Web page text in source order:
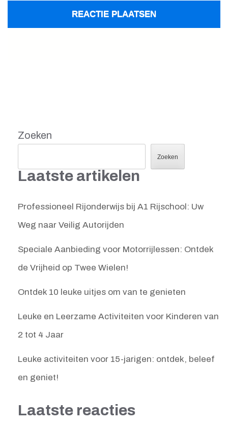
Zoeken
Zoeken
Laatste artikelen
Professioneel Rijonderwijs bij A1 Rijschool: Uw
Weg naar Veilig Autorijden
Speciale Aanbieding voor Motorrijlessen: Ontdek
de Vrijheid op Twee Wielen!
Ontdek 10 leuke uitjes om van te genieten
Leuke en Leerzame Activiteiten voor Kinderen van
2 tot 4 Jaar
Leuke activiteiten voor 15-jarigen: ontdek, beleef
en geniet!
Laatste reacties